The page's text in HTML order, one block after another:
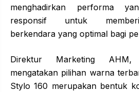
menghadirkan performa
responsif untuk
berkendara yang optimal bagi
Direktur Marketing AHM,
mengatakan pilihan warna
Stylo 160 merupakan bentuk